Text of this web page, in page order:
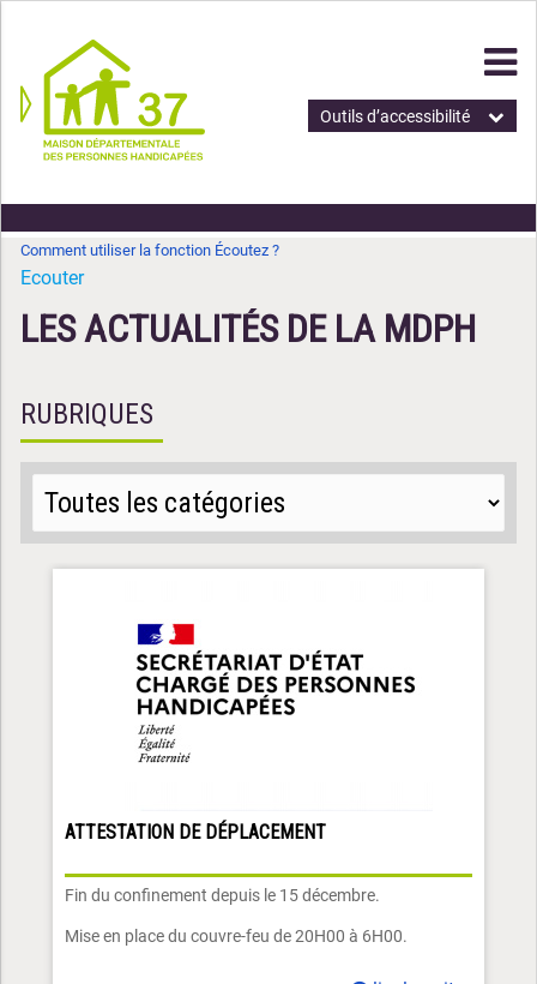
Outils d’accessibilité
Comment utiliser la fonction Écoutez ?
Ecouter
LES ACTUALITÉS DE LA MDPH
RUBRIQUES
ATTESTATION DE DÉPLACEMENT
Fin du confinement depuis le 15 décembre.
Mise en place du couvre-feu de 20H00 à 6H00.